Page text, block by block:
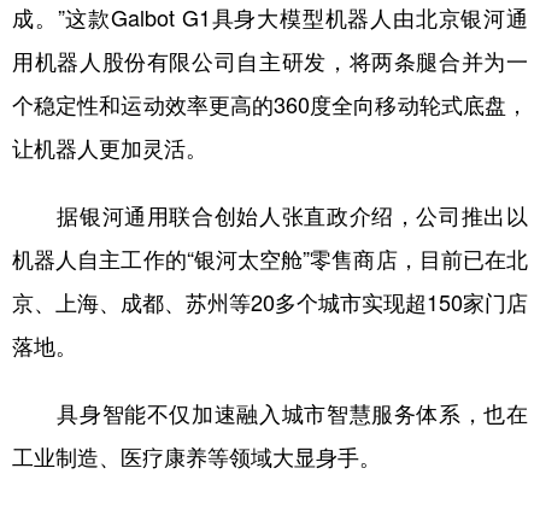
新疆 内蒙古 黑龙江
多语种频道
English Español
Русский язык 日本語 한국어
Deutsch Português
成。”这款Galbot G1具身大模型机器人由北京银河通
用机器人股份有限公司自主研发，将两条腿合并为一
个稳定性和运动效率更高的360度全向移动轮式底盘，
让机器人更加灵活。
据银河通用联合创始人张直政介绍，公司推出以
机器人自主工作的“银河太空舱”零售商店，目前已在北
京、上海、成都、苏州等20多个城市实现超150家门店
落地。
具身智能不仅加速融入城市智慧服务体系，也在
工业制造、医疗康养等领域大显身手。